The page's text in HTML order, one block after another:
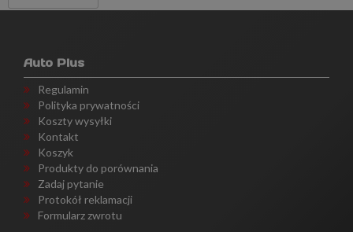
Auto Plus
Regulamin
Polityka prywatności
Koszty wysyłki
Kontakt
Koszyk
Produkty do porównania
Zadaj pytanie
Protokół reklamacji
Formularz zwrotu